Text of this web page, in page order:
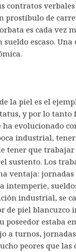
contratos
prostíbulo de
es cada vez
escaso.
la piel es el
y por lo tanto
evolucionado
industrial,
tener que
sustento. Los
ventaja:
intemperie,
industrial, se
de piel blancuzco
poseedor estaba
a turnos,
peores que